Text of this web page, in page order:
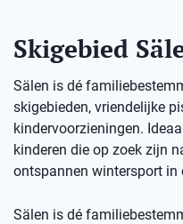
Skigebied
Sälen is dé
skigebieden, vriendelijke
kindervoorzieningen.
kinderen die op zoek zijn
ontspannen wintersport in
Sälen is dé